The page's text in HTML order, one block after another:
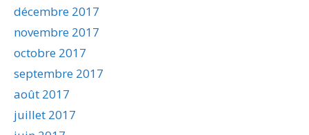
décembre 2017
novembre 2017
octobre 2017
septembre 2017
août 2017
juillet 2017